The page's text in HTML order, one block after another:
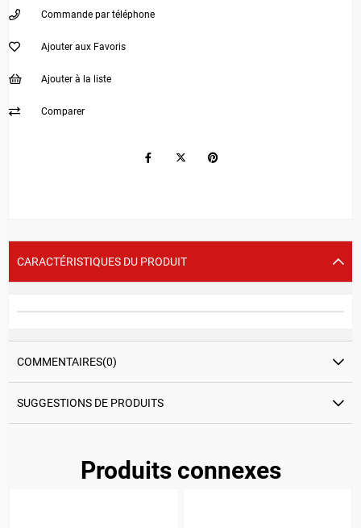
Commande par téléphone
Ajouter aux Favoris
Ajouter à la liste
Comparer
CARACTÉRISTIQUES DU PRODUIT
COMMENTAIRES(0)
SUGGESTIONS DE PRODUITS
Produits connexes